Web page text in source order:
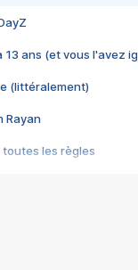
13 ans (et vous l'avez
(littéralement)
Rayan
toutes les règles